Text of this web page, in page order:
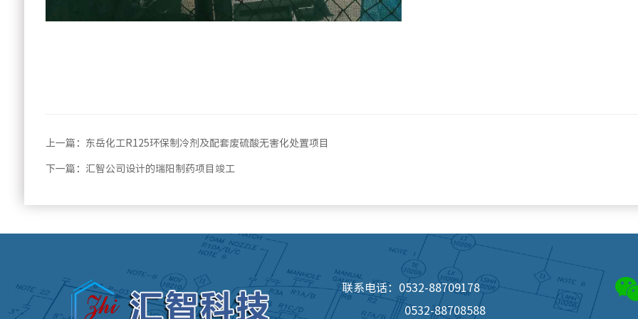
上一篇： 东岳化工R125环保制冷剂及配套废硫酸无害化处置项目
下一篇： 汇智公司设计的瑞阳制药项目竣工
联系电话：0532-88709178
0532-88708588